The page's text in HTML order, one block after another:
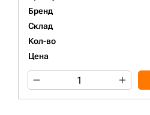
Бренд
Склад
Кол-во
Цена